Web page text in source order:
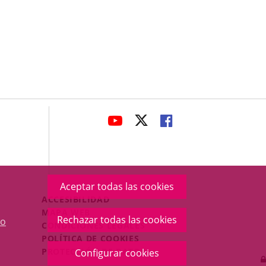
Aceptar todas las cookies
Rechazar todas las cookies
Configurar cookies
ENLACE
APLICACIÓN
EXTERNA.
ENLACE
APLICACIÓN
EXTERNA.
ENLACE
APLICACIÓN
EXTERNA.
Menú
Legal
Footer
ACCESIBILIDAD
MAPA WEB
CONDICIONES LEGALES
POLÍTICA DE COOKIES
PROTECCIÓN DE DATOS